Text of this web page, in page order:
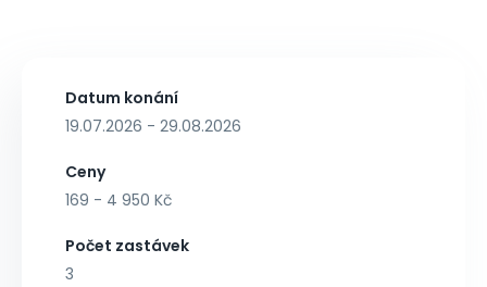
Datum konání
19.07.2026 - 29.08.2026
Ceny
169 - 4 950 Kč
Počet zastávek
3